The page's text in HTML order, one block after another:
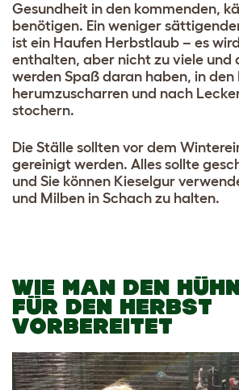
Gesundheit in den kommenden,
benötigen. Ein weniger
ist ein Haufen Herbstlaub – es
enthalten, aber nicht zu viele und
werden Spaß daran haben, in
herumzuscharren und nach
stochern.
Die Ställe sollten vor dem
gereinigt werden. Alles sollte
und Sie können Kieselgur
und Milben in Schach zu halten.
WIE MAN DEN
FÜR DEN HERBST
VORBEREITET